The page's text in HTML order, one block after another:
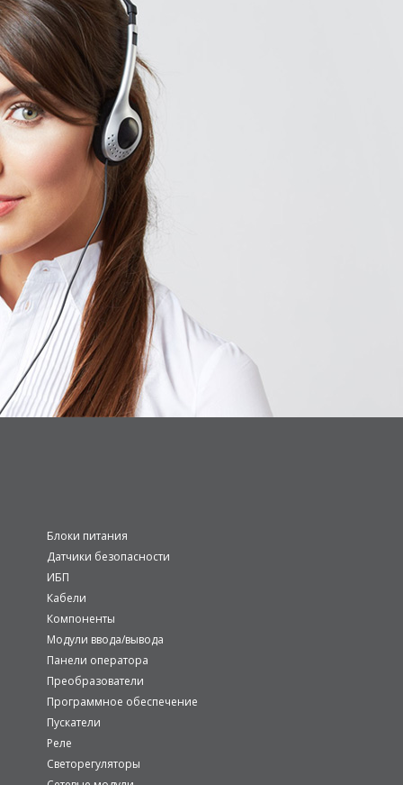
Блоки питания
Датчики безопасности
ИБП
Кабели
Компоненты
Модули ввода/вывода
Панели оператора
Преобразователи
Программное обеспечение
Пускатели
Реле
Светорегуляторы